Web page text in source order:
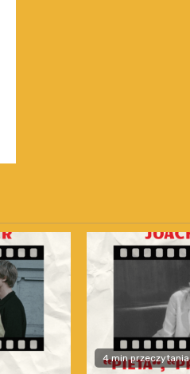
4 min przeczytania